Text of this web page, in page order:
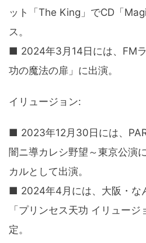
ット「The King」でCD「
ス。
■ 2024年3月14日には、FM
功の魔法の扉」に出演。
イリュージョン:
■ 2023年12月30日には、
闇ニ導カレシ野望～東京公演
カルとして出演。
■ 2024年4月には、大阪・な
「プリンセス天功 イリュー
定。